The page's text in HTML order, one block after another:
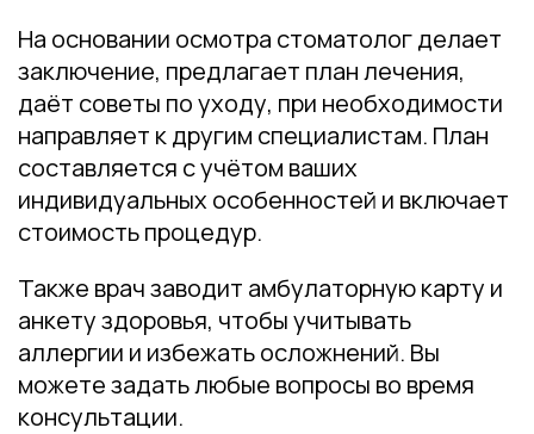
На основании осмотра стоматолог делает
заключение, предлагает план лечения,
даёт советы по уходу, при необходимости
направляет к другим специалистам. План
составляется с учётом ваших
индивидуальных особенностей и включает
стоимость процедур.
Также врач заводит амбулаторную карту и
анкету здоровья, чтобы учитывать
аллергии и избежать осложнений. Вы
можете задать любые вопросы во время
консультации.